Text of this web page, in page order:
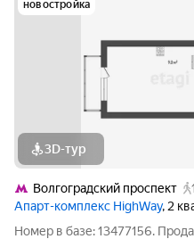
новостройка
3D-тур
Волгоградский проспект
Апарт-комплекс HighWay, 2
Номер в базе: 13477156.